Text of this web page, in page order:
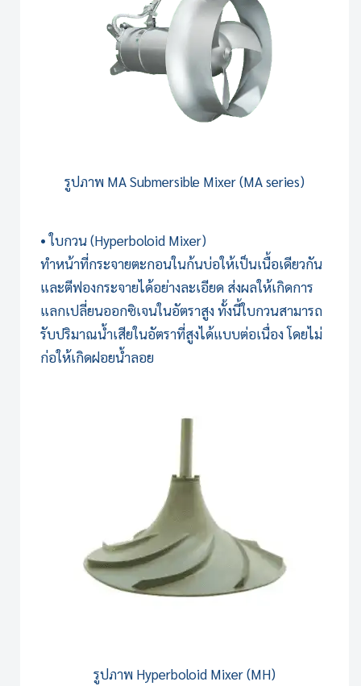
รูปภาพ MA Submersible Mixer (MA series)
• ใบกวน (Hyperboloid Mixer)
ทำหน้าที่กระจายตะกอนในก้นบ่อให้เป็นเนื้อเดียวกัน
และตีฟองกระจายได้อย่างละเอียด ส่งผลให้เกิดการ
แลกเปลี่ยนออกซิเจนในอัตราสูง ทั้งนี้ใบกวนสามารถ
รับปริมาณน้ำเสียในอัตราที่สูงได้แบบต่อเนื่อง โดยไม่
ก่อให้เกิดฝอยน้ำลอย
รูปภาพ Hyperboloid Mixer (MH)